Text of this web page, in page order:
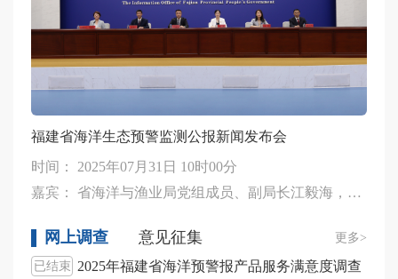
福建省海洋生态预警监测公报新闻发布会
时间：
2025年07月31日 10时00分
嘉宾：
省海洋与渔业局党组成员、副局长江毅海，省生态环境厅海洋生态环境处处长刘晨，省海洋与渔业局防灾减灾处处长康建平，省自然资源厅生态修复处二级调研员（主持工作）陈昕，省林业局湿地保护中心主任周冬良
网上调查 意见征集 更多>
已结束 2025年福建省海洋预警报产品服务满意度调查